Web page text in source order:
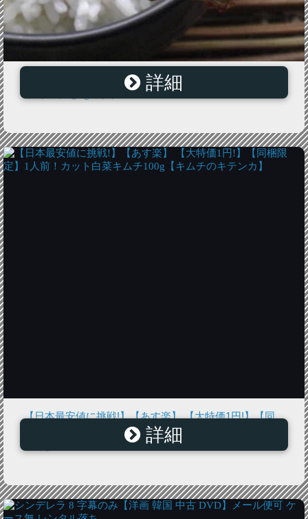
【1円】【キムチ】関西の有名百貨店でも大人気!!高級白
菜 キムチを1g1円で・・・
詳細
【日本最安値に挑戦!】【あす楽】 【大特価1円!】【同
梱限定】1人前！カット白菜キムチ100g【キムチのキテ
詳細